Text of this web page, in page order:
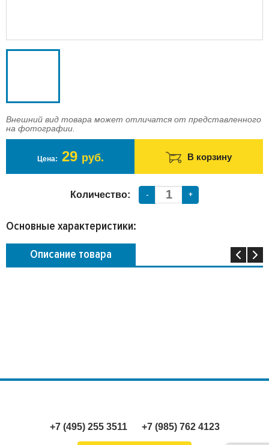
Внешний вид товара может отличатся от представленного
на фотографии.
Цена: 29 руб. В корзину
Количество: - +
Основные характеристики:
Описание товара
+7 (495) 255 3511 +7 (985) 762 4123